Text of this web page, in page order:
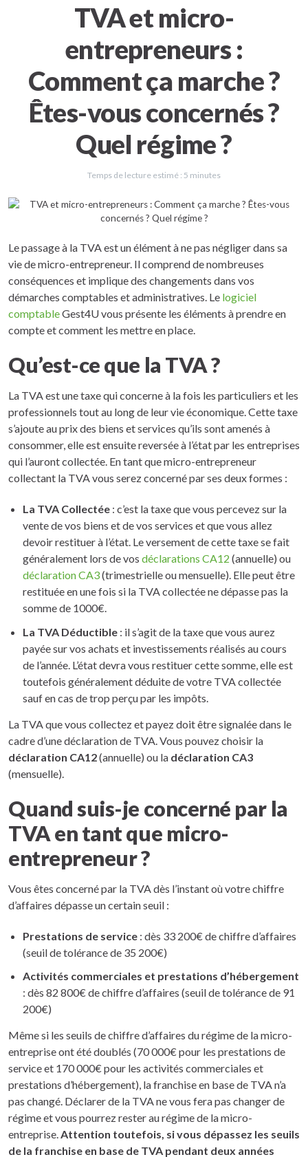
TVA et micro-
entrepreneurs :
Comment ça marche ?
Êtes-vous concernés ?
Quel régime ?
Temps de lecture estimé : 5 minutes
Le passage à la TVA est un élément à ne pas négliger dans sa
vie de micro-entrepreneur. Il comprend de nombreuses
conséquences et implique des changements dans vos
démarches comptables et administratives. Le logiciel
comptableGest4U vous présente les éléments à prendre en
compte et comment les mettre en place.
Qu’est-ce que la TVA ?
La TVA est une taxe qui concerne à la fois les particuliers et les
professionnels tout au long de leur vie économique. Cette taxe
s’ajoute au prix des biens et services qu’ils sont amenés à
consommer, elle est ensuite reversée à l’état par les entreprises
qui l’auront collectée. En tant que micro-entrepreneur
collectant la TVA vous serez concerné par ses deux formes :
La TVA Collectée : c’est la taxe que vous percevez sur la
vente de vos biens et de vos services et que vous allez
devoir restituer à l’état. Le versement de cette taxe se fait
généralement lors de vos déclarations CA12 (annuelle) ou
déclaration CA3(trimestrielle ou mensuelle). Elle peut être
restituée en une fois si la TVA collectée ne dépasse pas la
somme de 1000€.
La TVA Déductible : il s’agit de la taxe que vous aurez
payée sur vos achats et investissements réalisés au cours
de l’année. L’état devra vous restituer cette somme, elle est
toutefois généralement déduite de votre TVA collectée
sauf en cas de trop perçu par les impôts.
La TVA que vous collectez et payez doit être signalée dans le
cadre d’une déclaration de TVA. Vous pouvez choisir la
déclaration CA12(annuelle) ou la déclaration CA3
(mensuelle).
Quand suis-je concerné par la
TVA en tant que micro-
entrepreneur ?
Vous êtes concerné par la TVA dès l’instant où votre chiffre
d’affaires dépasse un certain seuil :
Prestations de service : dès 33 200€ de chiffre d’affaires
(seuil de tolérance de 35 200€)
Activités commerciales et prestations d’hébergement
: dès 82 800€ de chiffre d’affaires (seuil de tolérance de 91
200€)
Même si les seuils de chiffre d’affaires du régime de la micro-
entreprise ont été doublés (70 000€ pour les prestations de
service et 170 000€ pour les activités commerciales et
prestations d’hébergement), la franchise en base de TVA n’a
pas changé. Déclarer de la TVA ne vous fera pas changer de
régime et vous pourrez rester au régime de la micro-
entreprise.Attention toutefois, si vous dépassez les seuils
de la franchise en base de TVA pendant deux années